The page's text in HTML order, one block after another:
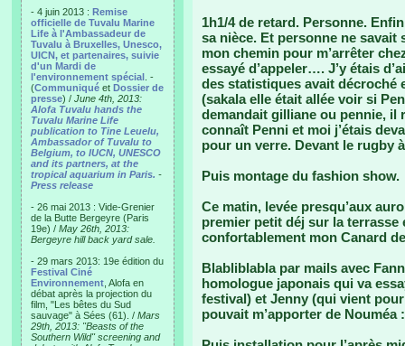
- 4 juin 2013 : Remise
officielle de Tuvalu Marine
Life à l'Ambassadeur de
Tuvalu à Bruxelles, Unesco,
UICN, et partenaires, suivie
d'un Mardi de
l'environnement spécial . -
(Communiqué et Dossier de
presse) / June 4th, 2013:
Alofa Tuvalu hands the
Tuvalu Marine Life
publication to Tine Leuelu,
Ambassador of Tuvalu to
Belgium, to IUCN, UNESCO
and its partners, at the
tropical aquarium in Paris. -
Press release
- 26 mai 2013 : Vide-Grenier
de la Butte Bergeyre (Paris
19e) / May 26th, 2013:
Bergeyre hill back yard sale.
- 29 mars 2013: 19e édition du
Festival Ciné
Environnement , Alofa en
débat après la projection du
film, "Les bêtes du Sud
sauvage" à Sées (61). / Mars
29th, 2013: "Beasts of the
Southern Wild" screening and
1h1/4 de retard. Personne.
sa nièce. Et personne ne savait
mon chemin pour m’arrêter
essayé d’appeler…. J’y étais
des statistiques avait décroché
(sakala elle était allée voir si
demandait gilliane ou pennie, il
connaît Penni et moi j’étais
pour un verre. Devant le rugby
Puis montage du fashion show.
Ce matin, levée presqu’aux
premier petit déj sur la
confortablement mon Canard
Blabliblabla par mails avec
homologue japonais qui va
festival) et Jenny (qui vient
pouvait m’apporter de